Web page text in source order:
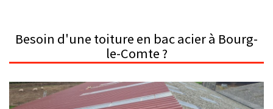
Besoin d'une toiture en bac acier à Bourg-
le-Comte ?